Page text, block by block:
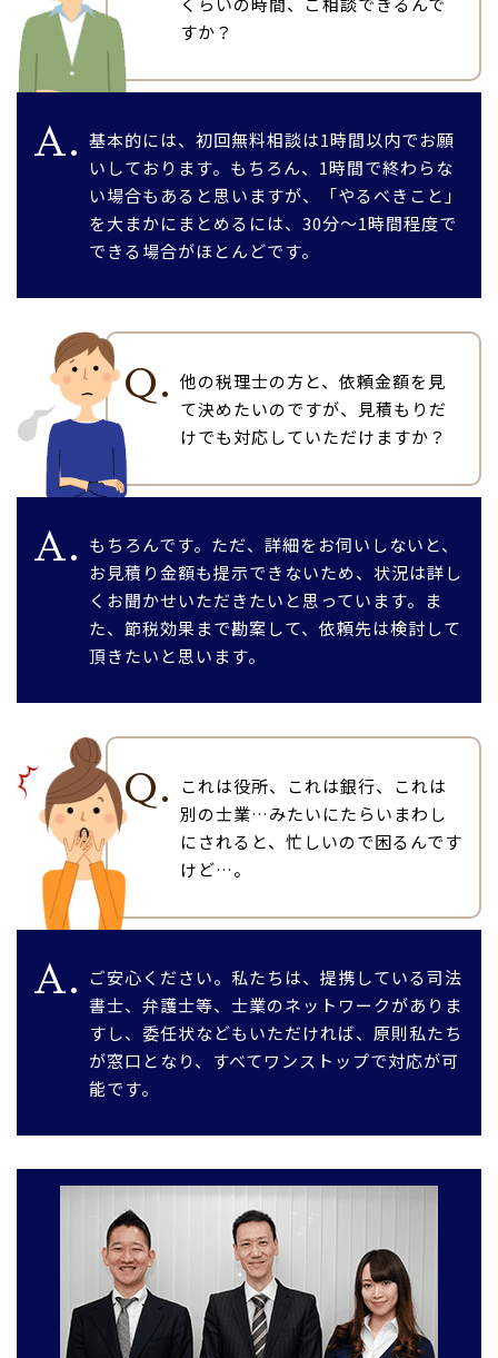
すか？
A. 基本的には、初回無料相談は1時間以内でお願
いしております。もちろん、1時間で終わらな
い場合もあると思いますが、「やるべきこと」
を大まかにまとめるには、30分～1時間程度で
できる場合がほとんどです。
Q. 他の税理士の方と、依頼金額を見
て決めたいのですが、見積もりだ
けでも対応していただけますか？
A. もちろんです。ただ、詳細をお伺いしないと、
お見積り金額も提示できないため、状況は詳し
くお聞かせいただきたいと思っています。ま
た、節税効果まで勘案して、依頼先は検討して
頂きたいと思います。
Q.
これは役所、これは銀行、これは
別の士業…みたいにたらいまわし
にされると、忙しいので困るんです
けど…。
A.
ご安心ください。私たちは、提携している司法
書士、弁護士等、士業のネットワークがありま
すし、委任状などもいただければ、原則私たち
が窓口となり、すべてワンストップで対応が可
能です。